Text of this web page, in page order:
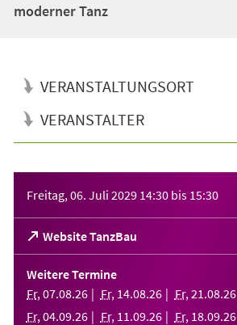
moderner Tanz
VERANSTALTUNGSORT
VERANSTALTER
Freitag, 06. Juli 2029 14:30 bis 15:30
Website TanzBau
(Öffnet
in
einem
neuen
Tab)
Weitere Termine
Fr, 07.08.26 Fr, 14.08.26 Fr, 21 .08.26
Fr, 04.09.26 Fr, 11 .09.26 Fr, 18.09.26